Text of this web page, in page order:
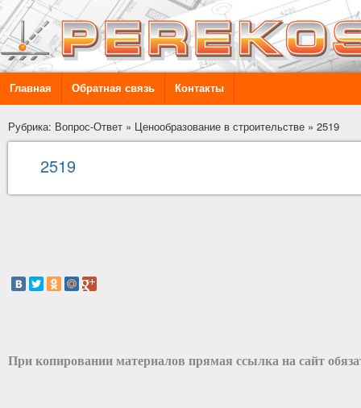
Главная Обратная связь Контакты
Рубрика: Вопрос-Ответ » Ценообразование в строительстве » 2519
2519
При копировании материалов прямая ссылка на сайт